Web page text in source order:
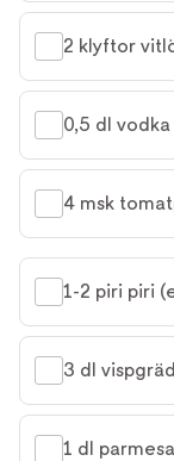
2 klyftor
0,5 dl vodka
4 msk
1-2 piri piri
3 dl
1 dl